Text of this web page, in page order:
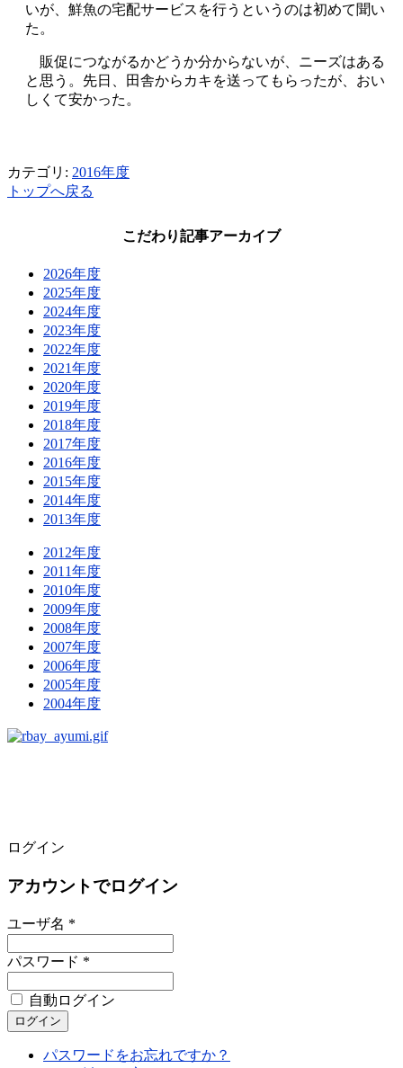
いが、鮮魚の宅配サービスを行うというのは初めて聞い
た。
販促につながるかどうか分からないが、ニーズはある
と思う。先日、田舎からカキを送ってもらったが、おい
しくて安かった。
カテゴリ: 2016年度
トップへ戻る
こだわり記事アーカイブ
2026年度
2025年度
2024年度
2023年度
2022年度
2021年度
2020年度
2019年度
2018年度
2017年度
2016年度
2015年度
2014年度
2013年度
2012年度
2011年度
2010年度
2009年度
2008年度
2007年度
2006年度
2005年度
2004年度
ログイン
アカウントでログイン
ユーザ名 *
パスワード *
自動ログイン
パスワードをお忘れですか？